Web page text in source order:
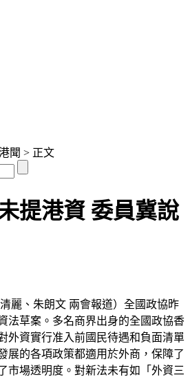
聞 > 正文
提港資 委員冀說
麗、朱朗文 兩會報道）全國政協昨
法草案。多名商界出身的全國政協香
外資實行准入前國民待遇和負面清單
展的各項政策都適用於外商，保障了
市場透明度。對新法未有如「外資三